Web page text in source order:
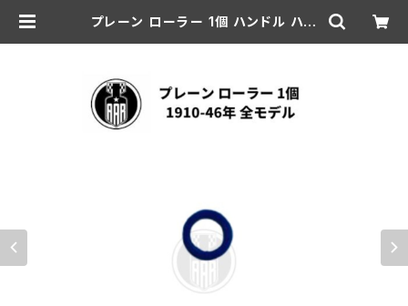
プレーン ローラー 1個 ハンドル ハー